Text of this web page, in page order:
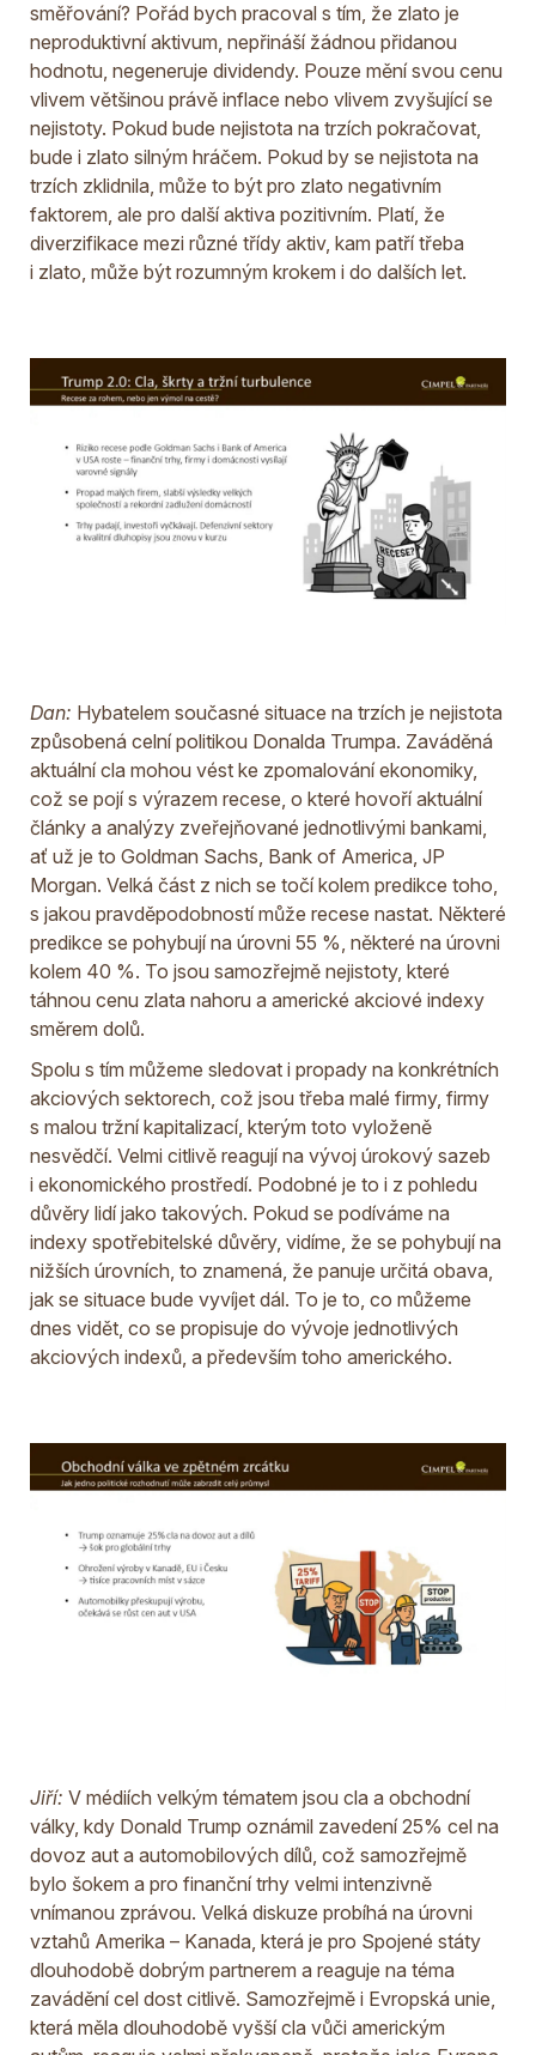
směřování? Pořád bych pracoval s tím, že zlato je
neproduktivní aktivum, nepřináší žádnou přidanou
hodnotu, negeneruje dividendy. Pouze mění svou cenu
vlivem většinou právě inflace nebo vlivem zvyšující se
nejistoty. Pokud bude nejistota na trzích pokračovat,
bude i zlato silným hráčem. Pokud by se nejistota na
trzích zklidnila, může to být pro zlato negativním
faktorem, ale pro další aktiva pozitivním. Platí, že
diverzifikace mezi různé třídy aktiv, kam patří třeba
i zlato, může být rozumným krokem i do dalších let.
Dan: Hybatelem současné situace na trzích je nejistota
způsobená celní politikou Donalda Trumpa. Zaváděná
aktuální cla mohou vést ke zpomalování ekonomiky,
což se pojí s výrazem recese, o které hovoří aktuální
články a analýzy zveřejňované jednotlivými bankami,
ať už je to Goldman Sachs, Bank of America, JP
Morgan. Velká část z nich se točí kolem predikce toho,
s jakou pravděpodobností může recese nastat. Některé
predikce se pohybují na úrovni 55 %, některé na úrovni
kolem 40 %. To jsou samozřejmě nejistoty, které
táhnou cenu zlata nahoru a americké akciové indexy
směrem dolů.
Spolu s tím můžeme sledovat i propady na konkrétních
akciových sektorech, což jsou třeba malé firmy, firmy
s malou tržní kapitalizací, kterým toto vyloženě
nesvědčí. Velmi citlivě reagují na vývoj úrokový sazeb
i ekonomického prostředí. Podobné je to i z pohledu
důvěry lidí jako takových. Pokud se podíváme na
indexy spotřebitelské důvěry, vidíme, že se pohybují na
nižších úrovních, to znamená, že panuje určitá obava,
jak se situace bude vyvíjet dál. To je to, co můžeme
dnes vidět, co se propisuje do vývoje jednotlivých
akciových indexů, a především toho amerického.
Jiří: V médiích velkým tématem jsou cla a obchodní
války, kdy Donald Trump oznámil zavedení 25% cel na
dovoz aut a automobilových dílů, což samozřejmě
bylo šokem a pro finanční trhy velmi intenzivně
vnímanou zprávou. Velká diskuze probíhá na úrovni
vztahů Amerika – Kanada, která je pro Spojené státy
dlouhodobě dobrým partnerem a reaguje na téma
zavádění cel dost citlivě. Samozřejmě i Evropská unie,
která měla dlouhodobě vyšší cla vůči americkým